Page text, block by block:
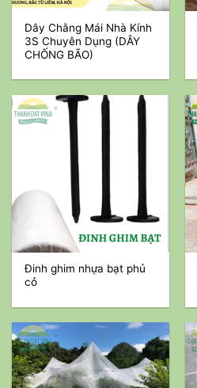
Dây Chằng Mái Nhà Kính
3S Chuyên Dụng (DÂY
CHỐNG BÃO)
Đinh ghim nhựa bạt phủ
cỏ